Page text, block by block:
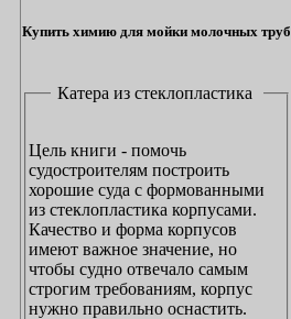
Купить химию для мойки молочных труб
Катера из стеклопластика
Цель книги - помочь
судостроителям построить
хорошие суда с формованными
из стеклопластика корпусами.
Качество и форма корпусов
имеют важное значение, но
чтобы судно отвечало самым
строгим требованиям, корпус
нужно правильно оснастить.